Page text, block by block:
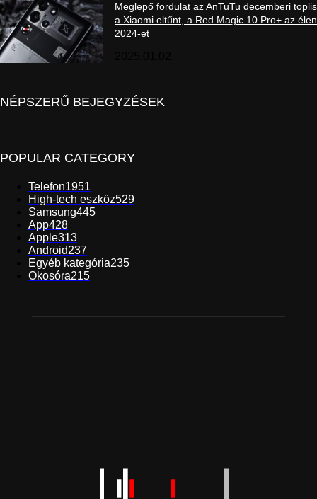
Meglepő fordulat az AnTuTu decemberi
a Xiaomi eltűnt, a Red Magic 10 Pro+ az
2024-et
NÉPSZERŰ BEJEGYZÉSEK
POPULAR CATEGORY
Telefon1951
High-tech eszköz529
Samsung445
App428
Apple313
Android237
Egyéb kategória235
Okosóra215